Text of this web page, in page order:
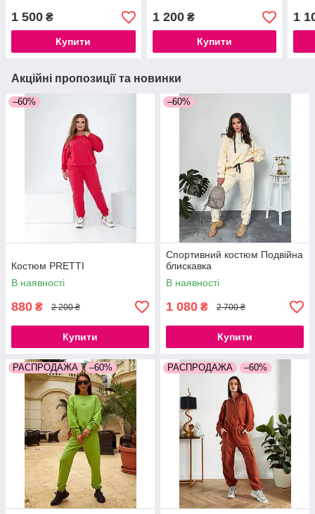
1 500 ₴
Купити
1 200₴
Купити
1
Акційні пропозиції та новинки
–60%
Костюм PRETTI
В наявності
880 ₴ 2 200 ₴
Купити
–60%
Спортивний костюм Подвійна
блискавка
В наявності
1 080 ₴ 2 700 ₴
Купити
РАСПРОДАЖА –60% РАСПРОДАЖА –60%